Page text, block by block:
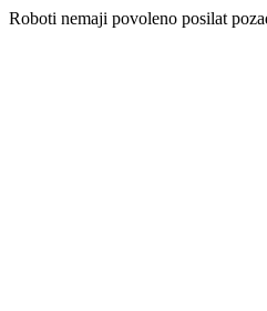
Roboti nemaji povoleno posilat